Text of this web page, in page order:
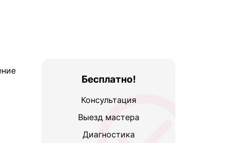
Бесплатно!
Консультация
Выезд мастера
Диагностика